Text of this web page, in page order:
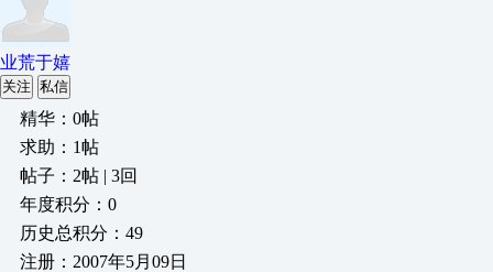
业荒于嬉
关注 私信
精华：0帖
求助：1帖
帖子：2帖 | 3回
年度积分：0
历史总积分：49
注册：2007年5月09日